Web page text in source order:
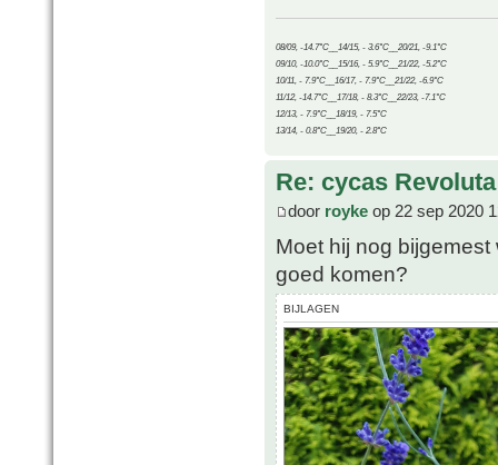
08/09, -14.7°C__14/15, - 3.6°C__20/21, -9.1°C
09/10, -10.0°C__15/16, - 5.9°C__21/22, -5.2°C
10/11, - 7.9°C__16/17, - 7.9°C__21/22, -6.9°C
11/12, -14.7°C__17/18, - 8.3°C__22/23, -7.1°C
12/13, - 7.9°C__18/19, - 7.5°C
13/14, - 0.8°C__19/20, - 2.8°C
Re: cycas Revoluta
door royke op 22 sep 2020
Moet hij nog
goed komen?
BIJLAGEN